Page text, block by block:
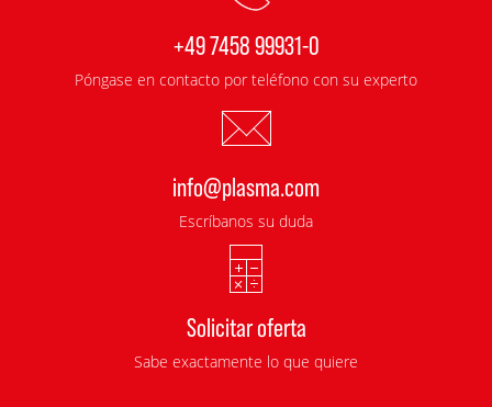
+49 7458 99931-0
Póngase en contacto por teléfono con su experto
info@plasma.com
Escríbanos su duda
Solicitar oferta
Sabe exactamente lo que quiere